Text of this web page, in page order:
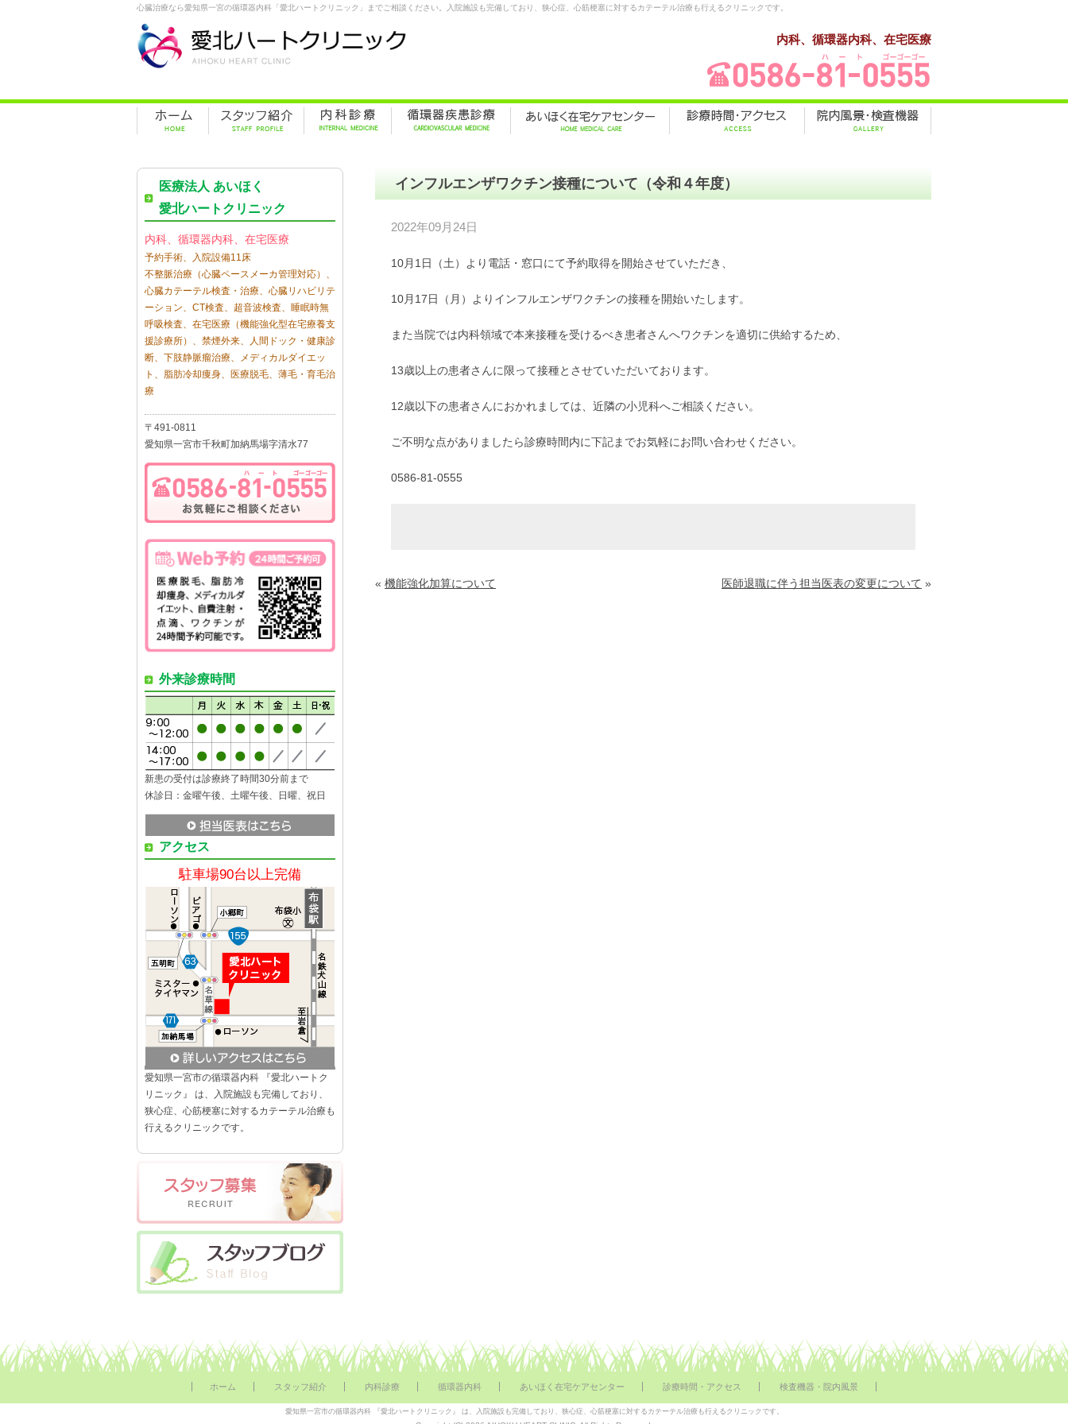
心臓治療なら愛知県一宮の循環器内科「愛北ハートクリニック」までご相談ください。入院施設も完備しており、狭心症、心筋梗塞に対するカテーテル治療も行えるクリニックです。
内科、循環器内科、在宅医療
インフルエンザワクチン接種について（令和４年度）
2022年09月24日
10月1日（土）より電話・窓口にて予約取得を開始させていただき、
10月17日（月）よりインフルエンザワクチンの接種を開始いたします。
また当院では内科領域で本来接種を受けるべき患者さんへワクチンを適切に供給するため、
13歳以上の患者さんに限って接種とさせていただいております。
12歳以下の患者さんにおかれましては、近隣の小児科へご相談ください。
ご不明な点がありましたら診療時間内に下記までお気軽にお問い合わせください。
0586-81-0555
« 機能強化加算について 医師退職に伴う担当医表の変更について »
医療法人 あいほく
愛北ハートクリニック
内科、循環器内科、在宅医療
予約手術、入院設備11床
不整脈治療（心臓ペースメーカ管理対応）、
心臓カテーテル検査・治療、心臓リハビリテ
ーション、CT検査、超音波検査、睡眠時無
呼吸検査、在宅医療（機能強化型在宅療養支
援診療所）、禁煙外来、人間ドック・健康診
断、下肢静脈瘤治療、メディカルダイエッ
ト、脂肪冷却痩身、医療脱毛、薄毛・育毛治
療
〒491-0811
愛知県一宮市千秋町加納馬場字清水77
外来診療時間
新患の受付は診療終了時間30分前まで
休診日：金曜午後、土曜午後、日曜、祝日
アクセス
駐車場90台以上完備
愛知県一宮市の循環器内科 『愛北ハートク
リニック』 は、入院施設も完備しており、
狭心症、心筋梗塞に対するカテーテル治療も
行えるクリニックです。
ホーム スタッフ紹介 内科診療 循環器内科 あいほく在宅ケアセンター 診療時間・アクセス 検査機器・院内風景
愛知県一宮市の循環器内科 『愛北ハートクリニック』 は、入院施設も完備しており、狭心症、心筋梗塞に対するカテーテル治療も行えるクリニックです。